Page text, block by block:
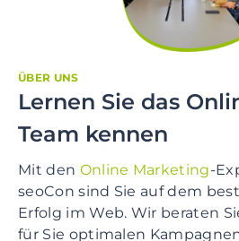
ÜBER UNS
Lernen Sie das
Team kennen
Mit den Online Marketing-
seoCon sind Sie auf dem
Erfolg im Web. Wir beraten
für Sie optimalen